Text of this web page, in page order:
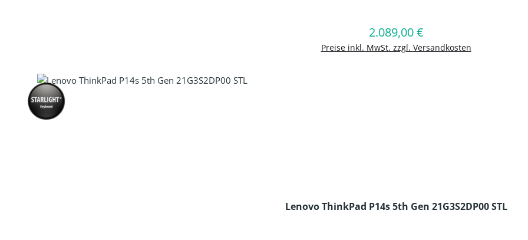
Regulärer Preis:
2.089,00 €
Preise inkl. MwSt. zzgl. Versandkosten
In den Warenkorb
Lenovo ThinkPad P14s 5th Gen 21G3S2DP00 STL